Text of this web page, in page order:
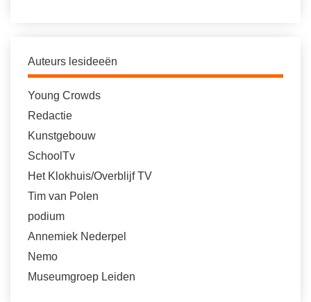
Auteurs lesideeën
Young Crowds
Redactie
Kunstgebouw
SchoolTv
Het Klokhuis/Overblijf TV
Tim van Polen
podium
Annemiek Nederpel
Nemo
Museumgroep Leiden